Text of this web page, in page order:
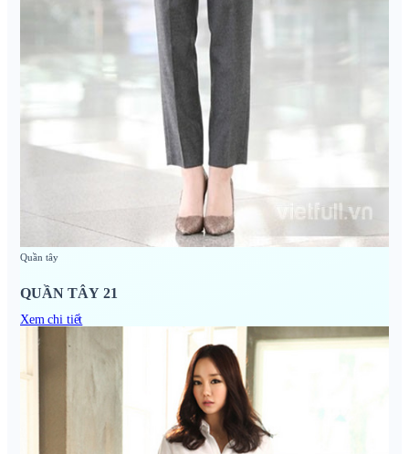
Quần tây
QUẦN TÂY 21
Xem chi tiết